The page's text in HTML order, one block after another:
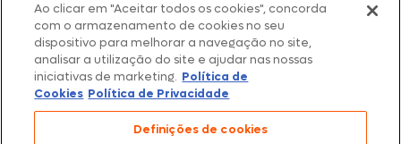
Fotos meramente ilustrativas | Ofertas válidas enquanto durarem os
estoques dos nossos parceiros | Vendas sujeitas a análise e confirmação
de dados.
Os preços, promoções e condições de pagamento são válidos
exclusivamente para compras efetuadas em nossos parceiros.
Todos os produtos estão sujeitos a disponibilidade de estoque.
São Paulo/SP – CEP 05.118-100
Ao clicar em "Aceitar todos os cookies", concorda
com o armazenamento de cookies no seu
dispositivo para melhorar a navegação no site,
analisar a utilização do site e ajudar nas nossas
iniciativas de marketing. Política de
Cookies Política de Privacidade
Definições de cookies